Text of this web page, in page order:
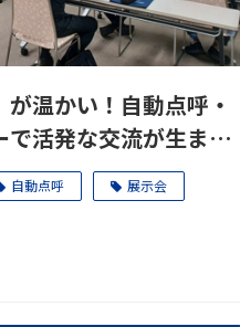
温かい！自動点呼・
活発な交流が生まれ
自動点呼 展示会